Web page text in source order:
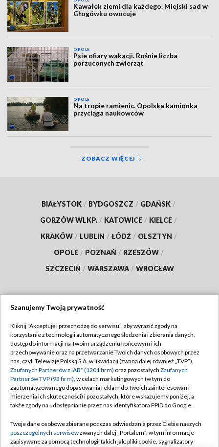
Kawałek ziemi dla każdego. Miejski sad w
Głogówku owocuje
OPOLE
Psie ofiary wakacji. Rośnie liczba
porzuconych zwierząt
OPOLE
Na tropie ramienic. Opolska kamionka
przyciąga naukowców
ZOBACZ WIĘCEJ
BIAŁYSTOK / BYDGOSZCZ / GDAŃSK /
GORZÓW WLKP. / KATOWICE / KIELCE /
KRAKÓW / LUBLIN / ŁÓDŹ / OLSZTYN /
OPOLE / POZNAŃ / RZESZÓW /
SZCZECIN / WARSZAWA / WROCŁAW
TVP
Abonament TVP
Emisja w TVP
Centrum informacji TVP
Naziemna Telewizja Cyfrowa
Rada Programowa
Regulamin TVP
Polityka prywatności
Moje zgody
Pomoc
Kontakt
Szanujemy Twoją prywatność
Kliknij "Akceptuję i przechodzę do serwisu", aby wyrazić zgody na
korzystanie z technologii automatycznego śledzenia i zbierania danych,
dostęp do informacji na Twoim urządzeniu końcowym i ich
przechowywanie oraz na przetwarzanie Twoich danych osobowych przez
nas, czyli Telewizję Polską S.A. w likwidacji (zwaną dalej również „TVP”),
Zaufanych Partnerów z IAB* (1201 firm) oraz pozostałych Zaufanych
Partnerów TVP (93 firm), w celach marketingowych (w tym do
zautomatyzowanego dopasowania reklam do Twoich zainteresowań i
mierzenia ich skuteczności) i pozostałych, które wskazujemy poniżej, a
także zgody na udostępnianie przez nas identyfikatora PPID do Google.
Twoje dane osobowe zbierane podczas odwiedzania przez Ciebie naszych
poszczególnych serwisówzwanych dalej „Portalem”, w tym informacje
zapisywane za pomocą technologii takich jak: pliki cookie, sygnalizatory